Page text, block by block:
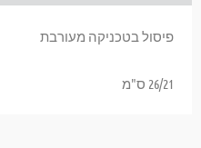
פיסול בטכניקה מעורבת
26/21 ס"מ